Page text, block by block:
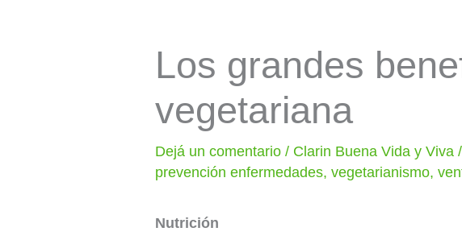
Los grandes
vegetariana
Dejá un comentario / Clarin Buena Vida y Viva
prevención enfermedades,vegetarianismo,
Nutrición